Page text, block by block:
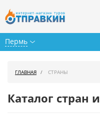
Пермь
ГЛАВНАЯ СТРАНЫ
Каталог стран